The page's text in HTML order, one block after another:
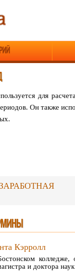
для
Он также
Кэрролл
и доктора